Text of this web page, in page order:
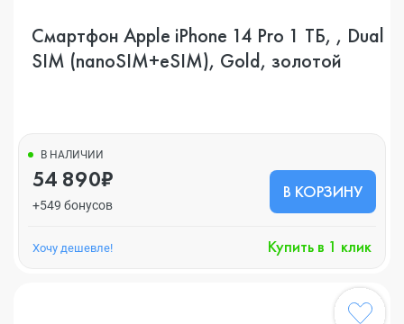
Смартфон Apple iPhone 14 Pro 1 ТБ, , Dual
SIM (nanoSIM+eSIM), Gold, золотой
В НАЛИЧИИ
54 890₽
+549 бонусов
В КОРЗИНУ
Хочу дешевле! Купить в 1 клик